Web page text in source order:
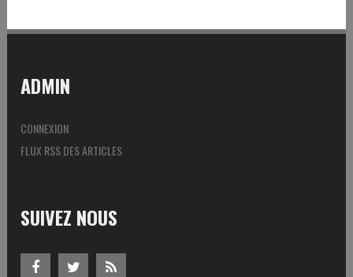
ADMIN
CONNEXION
FLUX RSS DES ARTICLES
SUIVEZ NOUS